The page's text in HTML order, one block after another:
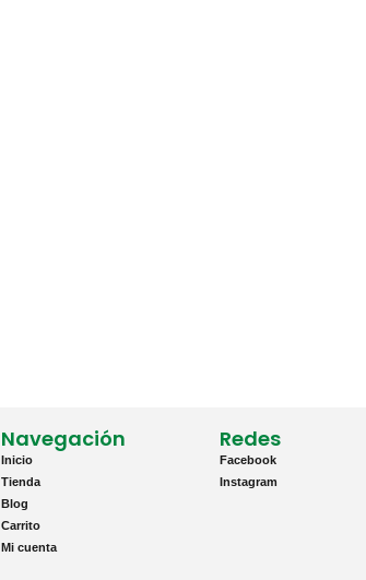
Navegación
Inicio
Tienda
Blog
Carrito
Mi cuenta
Redes
Facebook
Instagram